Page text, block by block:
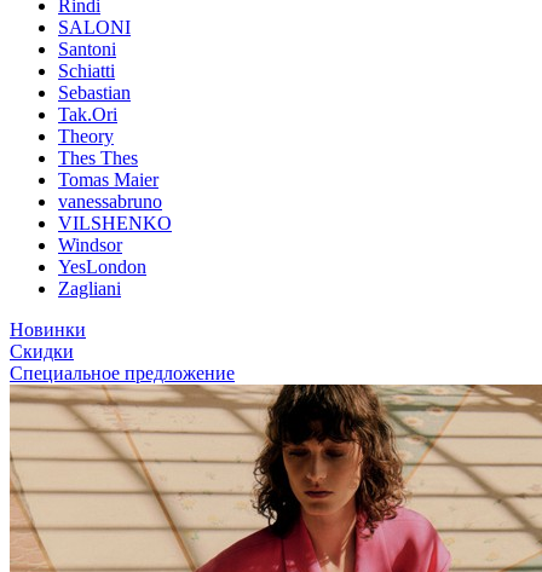
Rindi
SALONI
Santoni
Schiatti
Sebastian
Tak.Ori
Theory
Thes Thes
Tomas Maier
vanessabruno
VILSHENKO
Windsor
YesLondon
Zagliani
Новинки
Скидки
Специальное предложение